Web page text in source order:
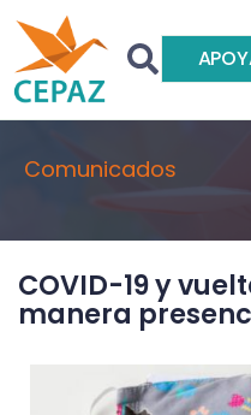
Comunicados
COVID-19 y
manera